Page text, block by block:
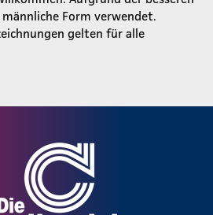
Form verwendet.
gelten für alle